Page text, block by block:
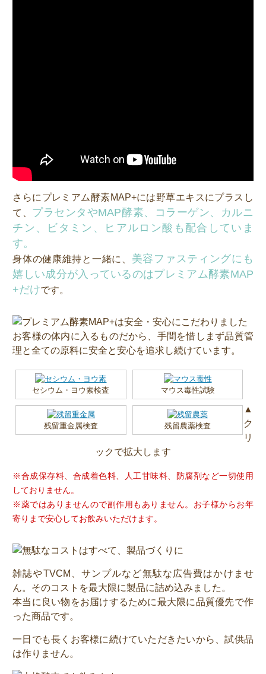
さらにプレミアム酵素MAP+には野草エキスにプラスし
て、 プラセンタやMAP酵素、コラーゲン、カルニ
チン、ビタミン、ヒアルロン酸も配合していま
す。
身体の健康維持と一緒に、 美容ファスティングにも
嬉しい成分が入っているのはプレミアム酵素MAP
+だけです。
お客様の体内に入るものだから、手間を惜しまず品質管
理と全ての原料に安全と安心を追求し続けています。
セシウム・ヨウ素検査 マウス毒性試験
残留重金属検査 残留農薬検査
▲
ク
リ
ックで拡大します
※合成保存料、合成着色料、人工甘味料、防腐剤など一切使用
しておりません。
※薬ではありませんので副作用もありません。お子様からお年
寄りまで安心してお飲みいただけます。
雑誌やTVCM、サンプルなど無駄な広告費はかけませ
ん。そのコストを最大限に製品に詰め込みました。
本当に良い物をお届けするために最大限に品質優先で作
った商品です。
一日でも長くお客様に続けていただきたいから、試供品
は作りません。